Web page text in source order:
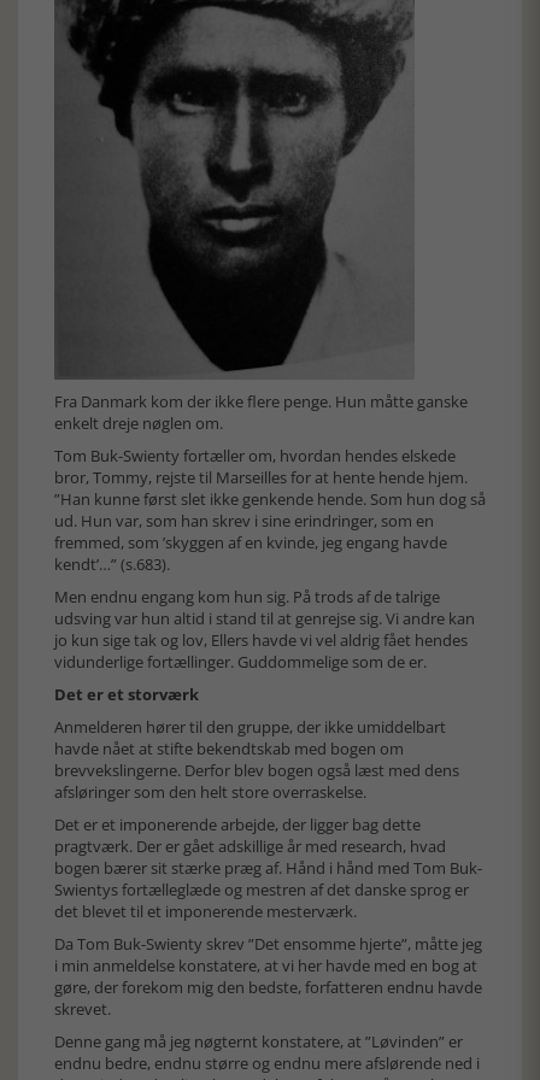
Fra Danmark kom der ikke flere penge. Hun måtte ganske
enkelt dreje nøglen om.
Tom Buk-Swienty fortæller om, hvordan hendes elskede
bror, Tommy, rejste til Marseilles for at hente hende hjem.
”Han kunne først slet ikke genkende hende. Som hun dog så
ud. Hun var, som han skrev i sine erindringer, som en
fremmed, som ’skyggen af en kvinde, jeg engang havde
kendt’…” (s.683).
Men endnu engang kom hun sig. På trods af de talrige
udsving var hun altid i stand til at genrejse sig. Vi andre kan
jo kun sige tak og lov, Ellers havde vi vel aldrig fået hendes
vidunderlige fortællinger. Guddommelige som de er.
Det er et storværk
Anmelderen hører til den gruppe, der ikke umiddelbart
havde nået at stifte bekendtskab med bogen om
brevvekslingerne. Derfor blev bogen også læst med dens
afsløringer som den helt store overraskelse.
Det er et imponerende arbejde, der ligger bag dette
pragtværk. Der er gået adskillige år med research, hvad
bogen bærer sit stærke præg af. Hånd i hånd med Tom Buk-
Swientys fortælleglæde og mestren af det danske sprog er
det blevet til et imponerende mesterværk.
Da Tom Buk-Swienty skrev ”Det ensomme hjerte”, måtte jeg
i min anmeldelse konstatere, at vi her havde med en bog at
gøre, der forekom mig den bedste, forfatteren endnu havde
skrevet.
Denne gang må jeg nøgternt konstatere, at ”Løvinden” er
endnu bedre, endnu større og endnu mere afslørende ned i